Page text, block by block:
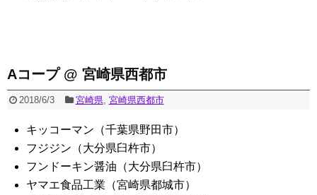
Aコープ @ 宮崎県西都市
2018/6/3 宮崎県, 宮崎県西都市
キッコーマン（千葉県野田市）
フジジン（大分県臼杵市）
フンドーキン醤油（大分県臼杵市）
ヤマエ食品工業（宮崎県都城市）